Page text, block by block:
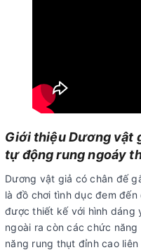
Giới thiệu Dương vật
tự động rung ngoáy
Dương vật giả có chân đế
là đồ chơi tình dục đem
được thiết kế với hình dáng
ngoài ra còn các chức
năng rung thụt đỉnh cao